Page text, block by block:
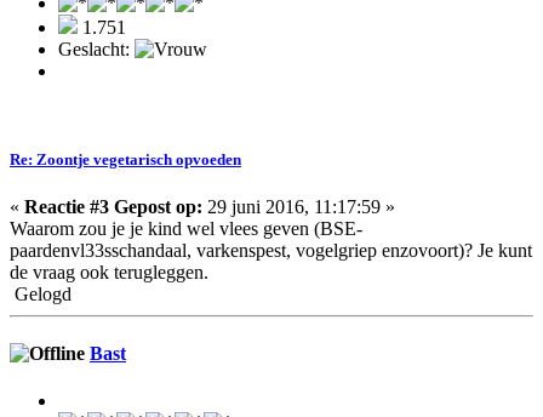
1.751
Geslacht:
Re: Zoontje vegetarisch opvoeden
« Reactie #3 Gepost op: 29 juni 2016, 11:17:59 »
Waarom zou je je kind wel vlees geven (BSE-
paardenvl33sschandaal, varkenspest, vogelgriep enzovoort)? Je kunt
de vraag ook terugleggen.
Gelogd
Bast